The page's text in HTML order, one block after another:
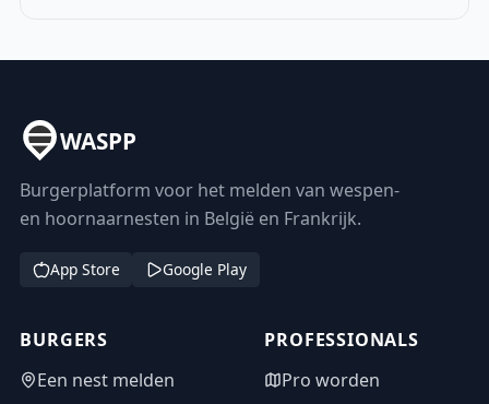
WASPP
Burgerplatform voor het melden van wespen-
en hoornaarnesten in België en Frankrijk.
App Store Google Play
BURGERS
Een nest melden
PROFESSIONALS
Pro worden